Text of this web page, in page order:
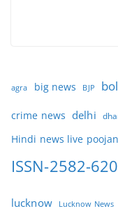
agra big news BJP
crime news delhi
Hindi news live
ISSN-2582-
lucknow Lucknow News